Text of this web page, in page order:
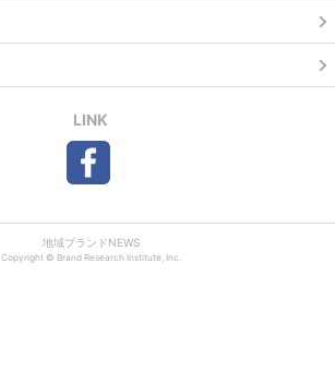
LINK
地域ブランドNEWS
Copyright © Brand Research Institute, Inc.